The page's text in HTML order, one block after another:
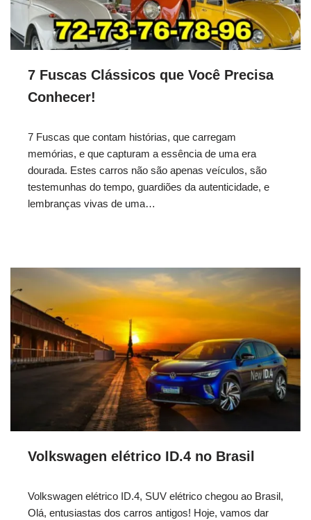
7 Fuscas Clássicos que Você Precisa
Conhecer!
7 Fuscas que contam histórias, que carregam
memórias, e que capturam a essência de uma era
dourada. Estes carros não são apenas veículos, são
testemunhas do tempo, guardiões da autenticidade, e
lembranças vivas de uma…
Volkswagen elétrico ID.4 no Brasil
Volkswagen elétrico ID.4, SUV elétrico chegou ao Brasil,
Olá, entusiastas dos carros antigos! Hoje, vamos dar